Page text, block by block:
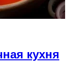
кухня